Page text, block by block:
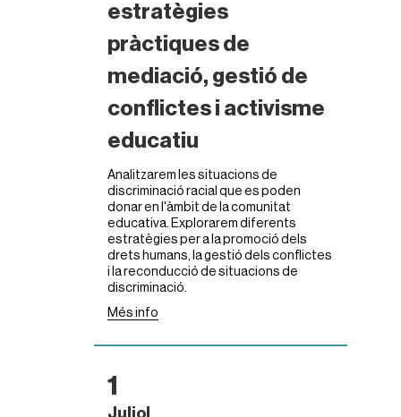
estratègies
pràctiques de
mediació, gestió de
conflictes i activisme
educatiu
Analitzarem les situacions de
discriminació racial que es poden
donar en l'àmbit de la comunitat
educativa. Explorarem diferents
estratègies per a la promoció dels
drets humans, la gestió dels conflictes
i la reconducció de situacions de
discriminació.
Més info
1
Juliol